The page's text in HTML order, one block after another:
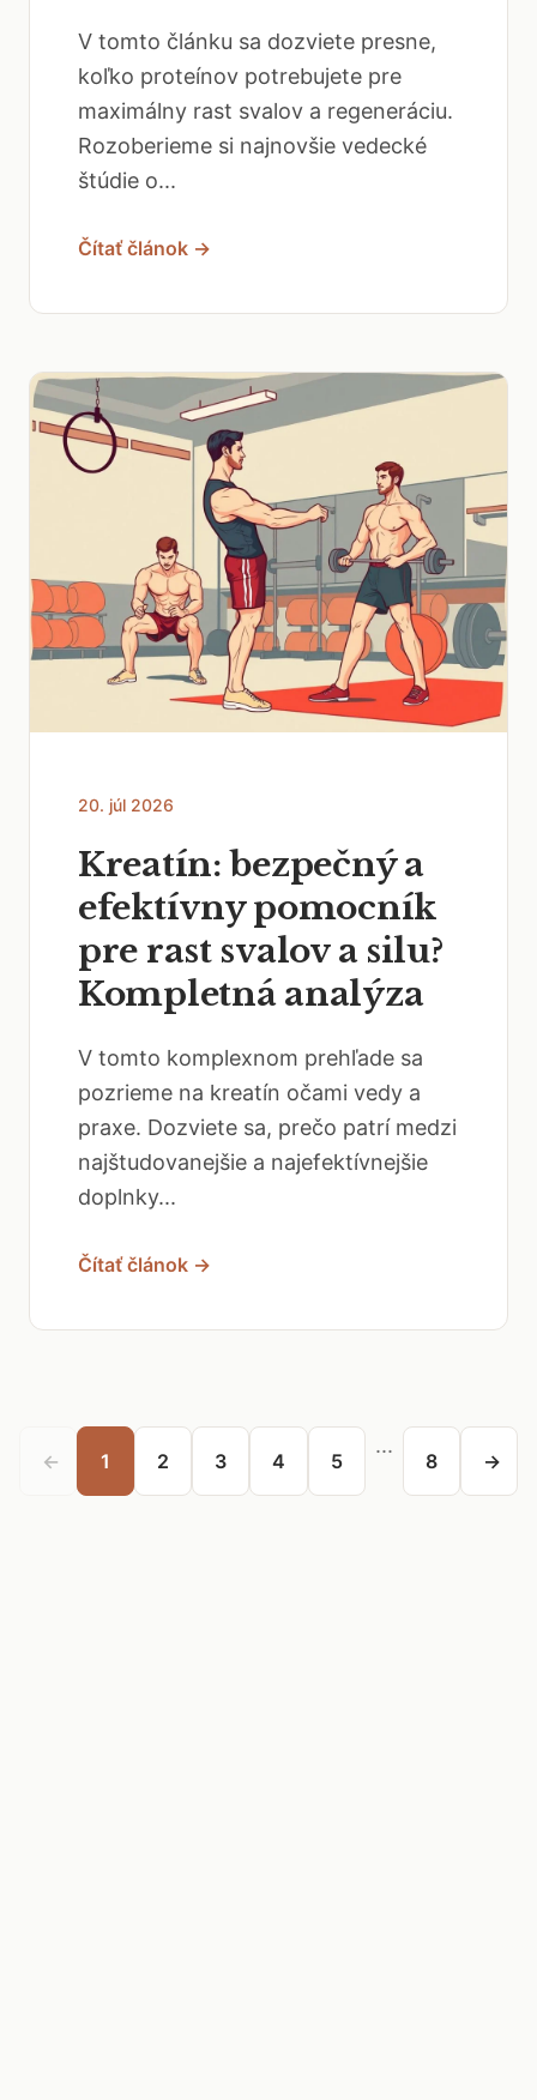
V tomto článku sa dozviete presne,
koľko proteínov potrebujete pre
maximálny rast svalov a regeneráciu.
Rozoberieme si najnovšie vedecké
štúdie o...
Čítať článok →
20. júl 2026
Kreatín: bezpečný a
efektívny pomocník
pre rast svalov a silu?
Kompletná analýza
V tomto komplexnom prehľade sa
pozrieme na kreatín očami vedy a
praxe. Dozviete sa, prečo patrí medzi
najštudovanejšie a najefektívnejšie
doplnky...
Čítať článok →
← 1 2 3 4 5
...
8 →